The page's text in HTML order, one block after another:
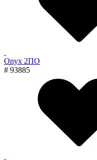
Onyx 2ПО
# 93885